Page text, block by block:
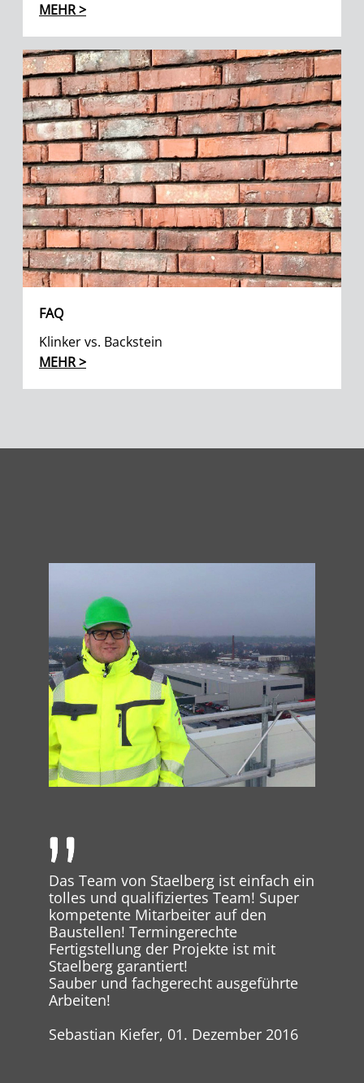
MEHR >
FAQ
Klinker vs. Backstein
MEHR >
Das Team von Staelberg ist einfach ein
tolles und qualifiziertes Team! Super
kompetente Mitarbeiter auf den
Baustellen! Termingerechte
Fertigstellung der Projekte ist mit
Staelberg garantiert!
Sauber und fachgerecht ausgeführte
Arbeiten!
Sebastian Kiefer, 01. Dezember 2016